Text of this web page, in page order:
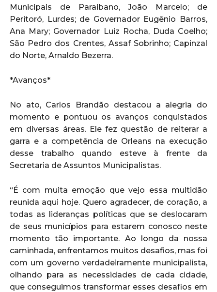
Municipais de Paraibano, João Marcelo; de
Peritoró, Lurdes; de Governador Eugênio Barros,
Ana Mary; Governador Luiz Rocha, Duda Coelho;
São Pedro dos Crentes, Assaf Sobrinho; Capinzal
do Norte, Arnaldo Bezerra.
*Avanços*
No ato, Carlos Brandão destacou a alegria do
momento e pontuou os avanços conquistados
em diversas áreas. Ele fez questão de reiterar a
garra e a competência de Orleans na execução
desse trabalho quando esteve à frente da
Secretaria de Assuntos Municipalistas.
“É com muita emoção que vejo essa multidão
reunida aqui hoje. Quero agradecer, de coração, a
todas as lideranças políticas que se deslocaram
de seus municípios para estarem conosco neste
momento tão importante. Ao longo da nossa
caminhada, enfrentamos muitos desafios, mas foi
com um governo verdadeiramente municipalista,
olhando para as necessidades de cada cidade,
que conseguimos transformar esses desafios em